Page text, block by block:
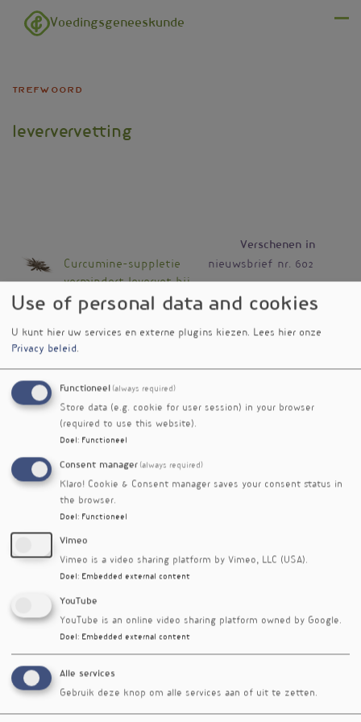
Overslaan en naar de inhoud gaan
Voedingsgeneeskunde
trefwoord
leververvetting
Verschenen in
Curcumine-suppletie
vermindert levervet bij
diabetici
nieuwsbrief nr. 602
kans op leververvetting
Ketogeen dieet verlaagt
levervet sterk
Mediterrane en vetarme
leververvetting
Vitamine E-suppletie
gunstig bij
leververvetting
nieuwsbrief nr. 605
Liponzuur en mariadistel
in de strijd tegen
leververvetting
IJzertekort veroorzaakt
microbioom
behandeling van
Use of personal data and cookies
U kunt hier uw services en externe plugins kiezen. Lees hier onze
Privacy beleid.
Functioneel (always required)
Store data (e.g. cookie for user session) in your browser
(required to use this website).
Doel : Functioneel
Consent manager (always required)
Klaro! Cookie & Consent manager saves your consent status in
the browser.
Doel : Functioneel
Vimeo
Vimeo is a video sharing platform by Vimeo, LLC (USA).
Doel : Embedded external content
YouTube
YouTube is an online video sharing platform owned by Google.
Doel : Embedded external content
Alle services
Gebruik deze knop om alle services aan of uit te zetten.